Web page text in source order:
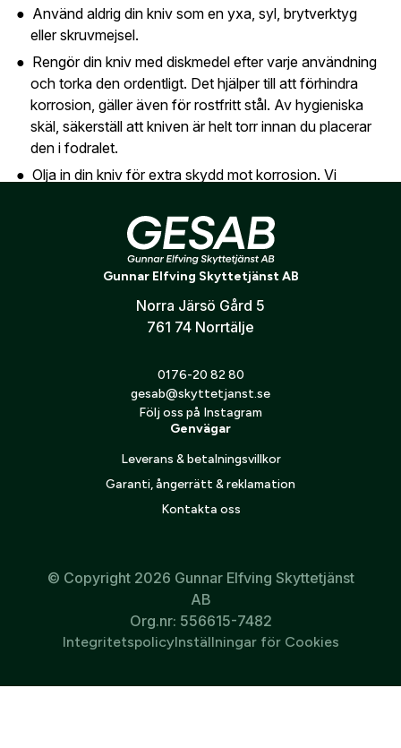
Använd aldrig din kniv som en yxa, syl, brytverktyg
eller skruvmejsel.
Rengör din kniv med diskmedel efter varje användning
och torka den ordentligt. Det hjälper till att förhindra
korrosion, gäller även för rostfritt stål. Av hygieniska
skäl, säkerställ att kniven är helt torr innan du placerar
den i fodralet.
Olja in din kniv för extra skydd mot korrosion. Vi
Förvara din kniv säkert i fodralet när den inte används.
Underhåll din EKA® SwedBlade G4 Orange genom
regelbunden slipning.
Kydex fodralet kan diskas både för hand och i
Är du en förening eller ett företag? Kontakta
oss så hjälper vi dig att skapa ett konto.
Skapa konto
E-post:*
Verifiera e-post:*
Gunnar Elfving Skyttetjänst AB
Norra Järsö Gård 5
761 74 Norrtälje
0176-20 82 80
gesab@skyttetjanst.se
Följ oss på Instagram
Genvägar
Leverans & betalningsvillkor
Garanti, ångerrätt & reklamation
Kontakta oss
© Copyright 2026 Gunnar Elfving Skyttetjänst
AB
Org.nr: 556615-7482
IntegritetspolicyInställningar för Cookies